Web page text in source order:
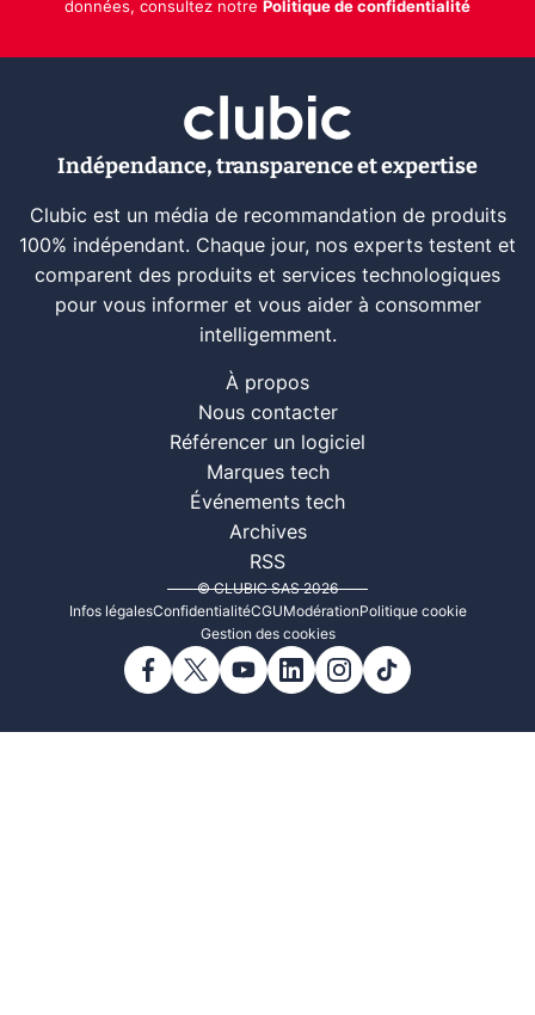
données, consultez notre Politique de confidentialité
Indépendance, transparence et expertise
Clubic est un média de recommandation de produits
100% indépendant. Chaque jour, nos experts testent et
comparent des produits et services technologiques
pour vous informer et vous aider à consommer
intelligemment.
À propos
Nous contacter
Référencer un logiciel
Marques tech
Événements tech
Archives
RSS
© CLUBIC SAS 2026
Infos légalesConfidentialitéCGUModérationPolitique cookie
Gestion des cookies